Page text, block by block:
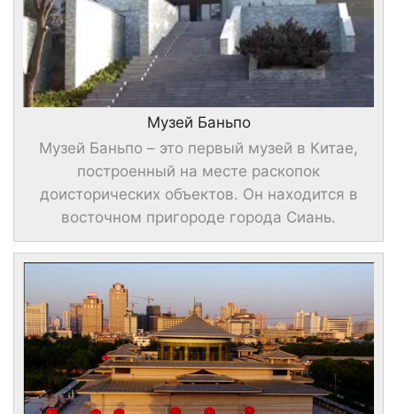
Музей Баньпо
Музей Баньпо – это первый музей в Китае,
построенный на месте раскопок
доисторических объектов. Он находится в
восточном пригороде города Сиань.